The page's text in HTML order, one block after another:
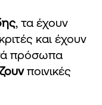
, τα έχουν
και έχουν
πρόσωπα
ποινικές